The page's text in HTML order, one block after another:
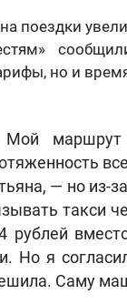
поездки
но и
маршрут
— но из-
такси
рублей
Но я
Саму